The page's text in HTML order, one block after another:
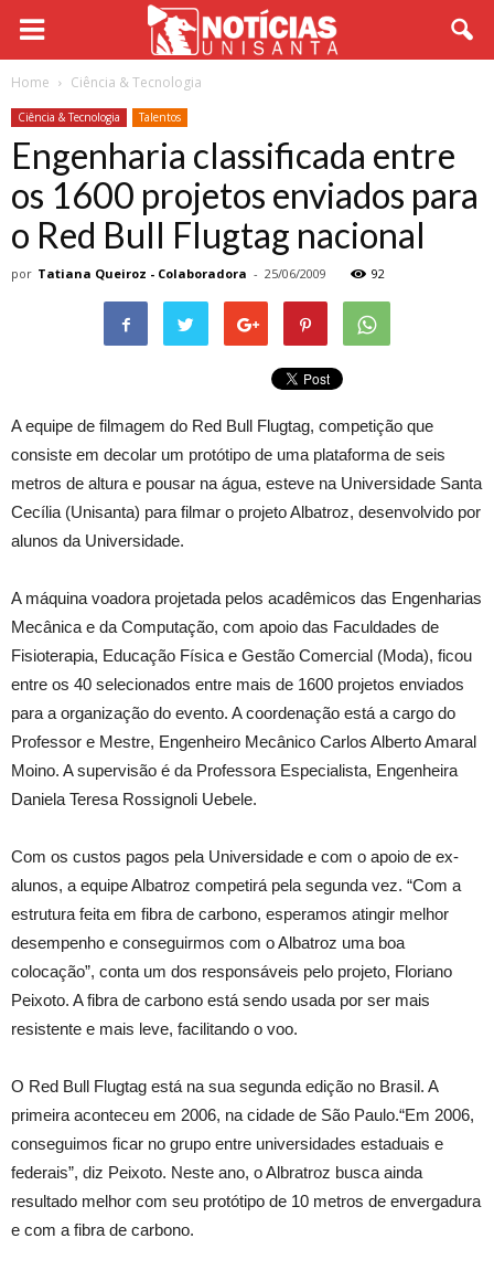
Home Ciência & Tecnologia
Ciência & Tecnologia Talentos
Engenharia classificada entre
os 1600 projetos enviados para
o Red Bull Flugtag nacional
por Tatiana Queiroz - Colaboradora - 25/06/2009 92
A equipe de filmagem do Red Bull Flugtag, competição que
consiste em decolar um protótipo de uma plataforma de seis
metros de altura e pousar na água, esteve na Universidade Santa
Cecília (Unisanta) para filmar o projeto Albatroz, desenvolvido por
alunos da Universidade.
A máquina voadora projetada pelos acadêmicos das Engenharias
Mecânica e da Computação, com apoio das Faculdades de
Fisioterapia, Educação Física e Gestão Comercial (Moda), ficou
entre os 40 selecionados entre mais de 1600 projetos enviados
para a organização do evento. A coordenação está a cargo do
Professor e Mestre, Engenheiro Mecânico Carlos Alberto Amaral
Moino. A supervisão é da Professora Especialista, Engenheira
Daniela Teresa Rossignoli Uebele.
Com os custos pagos pela Universidade e com o apoio de ex-
alunos, a equipe Albatroz competirá pela segunda vez. “Com a
estrutura feita em fibra de carbono, esperamos atingir melhor
desempenho e conseguirmos com o Albatroz uma boa
colocação”, conta um dos responsáveis pelo projeto, Floriano
Peixoto. A fibra de carbono está sendo usada por ser mais
resistente e mais leve, facilitando o voo.
O Red Bull Flugtag está na sua segunda edição no Brasil. A
primeira aconteceu em 2006, na cidade de São Paulo.“Em 2006,
conseguimos ficar no grupo entre universidades estaduais e
federais”, diz Peixoto. Neste ano, o Albratroz busca ainda
resultado melhor com seu protótipo de 10 metros de envergadura
e com a fibra de carbono.